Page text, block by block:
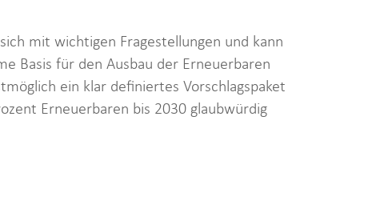
mit wichtigen Fragestellungen und kann
Basis für den Ausbau der Erneuerbaren
ein klar definiertes Vorschlagspaket
Erneuerbaren bis 2030 glaubwürdig